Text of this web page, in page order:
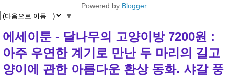
Powered by Blogger.
▼
에세이툰 - 달나무의 고양이방 7200원 :
아주 우연한 계기로 만난 두 마리의 길고
양이에 관한 아름다운 환상 동화. 샤갈 풍